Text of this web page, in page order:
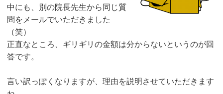
中にも、別の院長先生から同じ質
問をメールでいただきました
（笑）
正直なところ、ギリギリの金額は分からないというのが回
答です。
言い訳っぽくなりますが、理由を説明させていただきます